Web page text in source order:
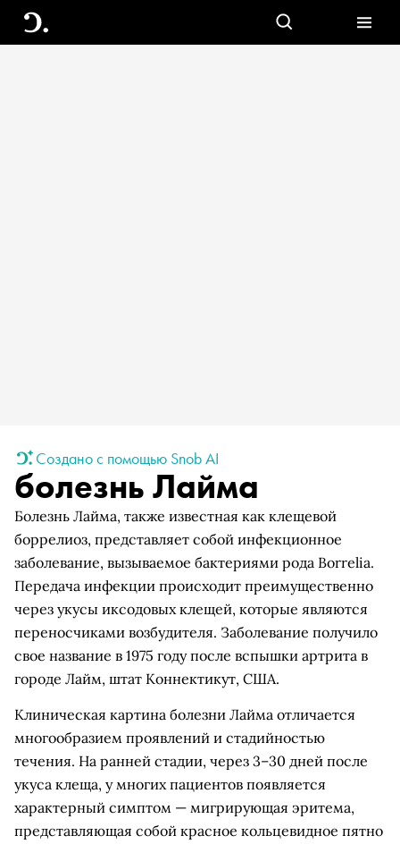
Создано с помощью Snob AI
болезнь Лайма
Болезнь Лайма, также известная как клещевой
боррелиоз, представляет собой инфекционное
заболевание, вызываемое бактериями рода Borrelia.
Передача инфекции происходит преимущественно
через укусы иксодовых клещей, которые являются
переносчиками возбудителя. Заболевание получило
свое название в 1975 году после вспышки артрита в
городе Лайм, штат Коннектикут, США.
Клиническая картина болезни Лайма отличается
многообразием проявлений и стадийностью
течения. На ранней стадии, через 3–30 дней после
укуса клеща, у многих пациентов появляется
характерный симптом — мигрирующая эритема,
представляющая собой красное кольцевидное пятно